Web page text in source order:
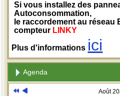
Si vous installez des
Autoconsommation,
le raccordement au réseau
compteur LINKY
Plus d'informations ici
Agenda
Août